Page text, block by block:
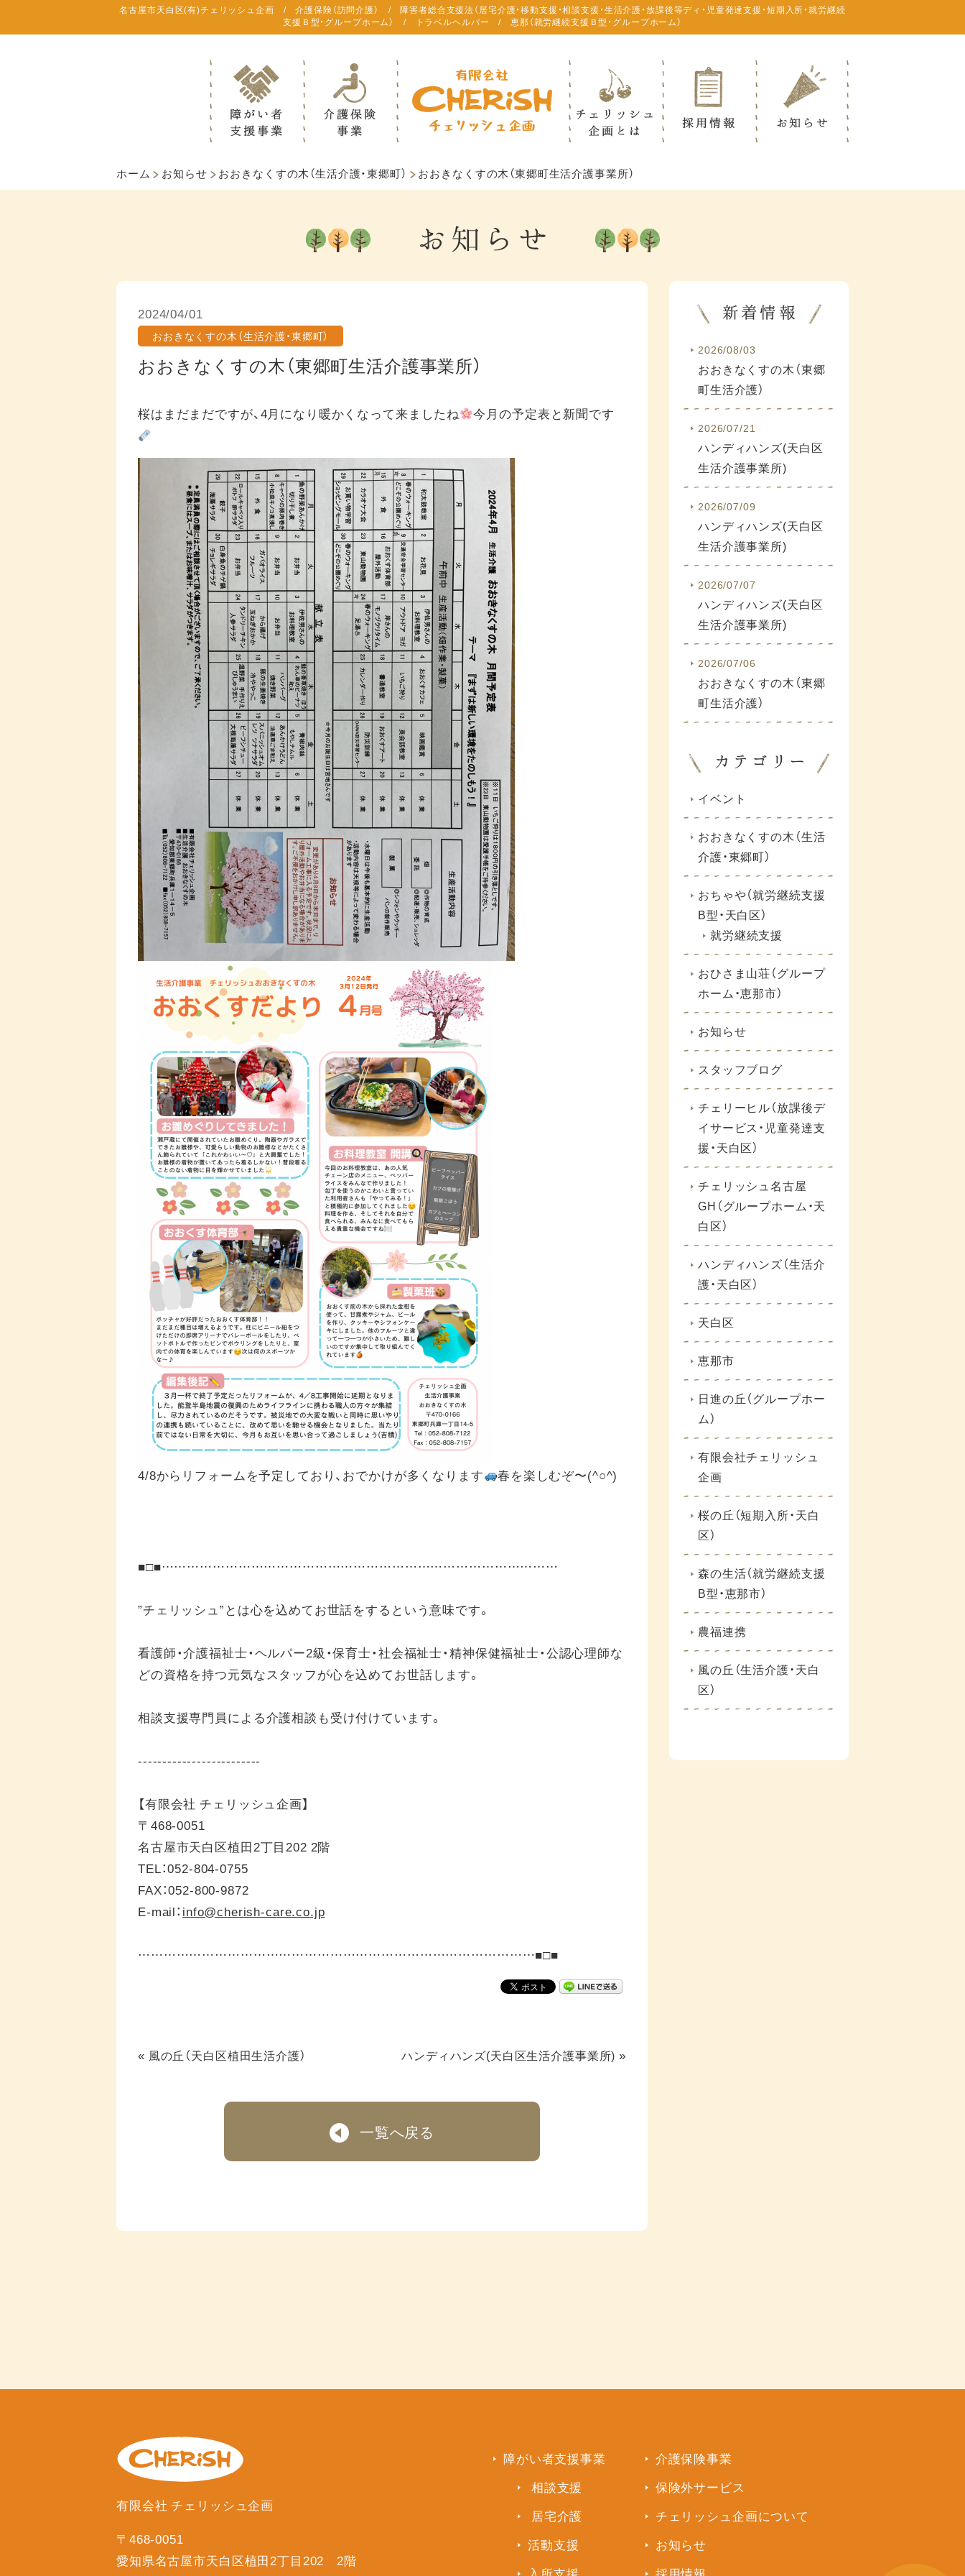
名古屋市天白区(有)チェリッシュ企画 / 介護保険（訪問介護） / 障害者総合支援法（居宅介護・移動支援・相談支援・生活介護・放課後等ディ・児童発達支援・短期入所・就労継続
支援Ｂ型・グループホーム） / トラベルヘルパー / 恵那（就労継続支援Ｂ型・グループホーム）
ホーム お知らせ おおきなくすの木（生活介護・東郷町） おおきなくすの木（東郷町生活介護事業所）
2024/04/01
おおきなくすの木（生活介護・東郷町）
おおきなくすの木（東郷町生活介護事業所）
桜はまだまだですが、4月になり暖かくなって来ましたね 今月の予定表と新聞です
4/8からリフォームを予定しており、おでかけが多くなります 春を楽しむぞ〜(^○^)
■□■…………………………………………………………………………………
”チェリッシュ”とは心を込めてお世話をするという意味です。
看護師・介護福祉士・ヘルパー2級・保育士・社会福祉士・精神保健福祉士・公認心理師な
どの資格を持つ元気なスタッフが心を込めてお世話します。
相談支援専門員による介護相談も受け付けています。
-------------------------
【有限会社 チェリッシュ企画】
〒468-0051
名古屋市天白区植田2丁目202 2階
TEL：052-804-0755
FAX：052-800-9872
E-mail： info@cherish-care.co.jp
…………………………………………………………………………………■□■
« 風の丘（天白区植田生活介護） ハンディハンズ(天白区生活介護事業所) »
一覧へ戻る
2026/08/03
おおきなくすの木（東郷
町生活介護）
2026/07/21
ハンディハンズ(天白区
生活介護事業所)
2026/07/09
ハンディハンズ(天白区
生活介護事業所)
2026/07/07
ハンディハンズ(天白区
生活介護事業所)
2026/07/06
おおきなくすの木（東郷
町生活介護）
イベント
おおきなくすの木（生活
介護・東郷町）
おちゃや（就労継続支援
B型・天白区）
就労継続支援
おひさま山荘（グループ
ホーム・恵那市）
お知らせ
スタッフブログ
チェリーヒル（放課後デ
イサービス・児童発達支
援・天白区）
チェリッシュ名古屋
GH（グループホーム・天
白区）
ハンディハンズ（生活介
護・天白区）
天白区
恵那市
日進の丘（グループホー
ム）
有限会社チェリッシュ
企画
桜の丘（短期入所・天白
区）
森の生活（就労継続支援
B型・恵那市）
農福連携
風の丘（生活介護・天白
区）
有限会社 チェリッシュ企画
〒468-0051
愛知県名古屋市天白区植田2丁目202 2階
障がい者支援事業
相談支援
居宅介護
活動支援
介護保険事業
保険外サービス
チェリッシュ企画について
お知らせ